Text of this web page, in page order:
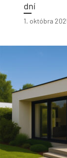
dní
1. októbra